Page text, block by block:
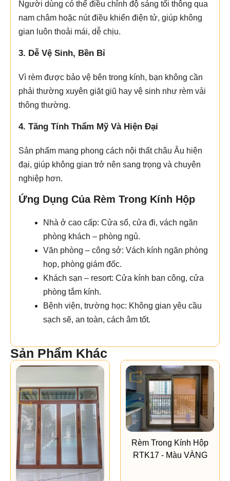
Người dùng có thể điều chỉnh độ sáng tối thông qua
nam châm hoặc nút điều khiển điện tử, giúp không
gian luôn thoải mái, dễ chịu.
3. Dễ Vệ Sinh, Bền Bỉ
Vì rèm được bảo vệ bên trong kính, bạn không cần
phải thường xuyên giặt giũ hay vệ sinh như rèm vải
thông thường.
4. Tăng Tính Thẩm Mỹ Và Hiện Đại
Sản phẩm mang phong cách nội thất châu Âu hiện
đại, giúp không gian trở nên sang trọng và chuyên
nghiệp hơn.
Ứng Dụng Của Rèm Trong Kính Hộp
Nhà ở cao cấp: Cửa sổ, cửa đi, vách ngăn
phòng khách – phòng ngủ.
Văn phòng – công sở: Vách kính ngăn phòng
họp, phòng giám đốc.
Khách sạn – resort: Cửa kính ban công, cửa
phòng tắm kính.
Bệnh viện, trường học: Không gian yêu cầu
sạch sẽ, an toàn, cách âm tốt.
Sản Phẩm Khác
Rèm Trong Kính Hộp
RTK17 - Màu VÀNG